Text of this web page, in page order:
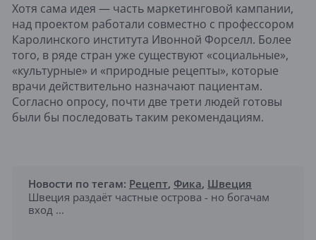
Хотя сама идея — часть маркетинговой кампании,
над проектом работали совместно с профессором
Каролинского института Ивонной Форселл. Более
того, в ряде стран уже существуют «социальные»,
«культурные» и «природные рецепты», которые
врачи действительно назначают пациентам.
Согласно опросу, почти две трети людей готовы
были бы последовать таким рекомендациям.
Новости по тегам: Рецепт, Фика, Швеция
Швеция раздаёт частные острова - но богачам
вход ...